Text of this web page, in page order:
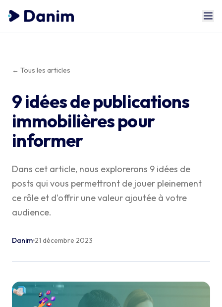
← Tous les articles
9 idées de publications
immobilières pour
informer
Dans cet article, nous explorerons 9 idées de
posts qui vous permettront de jouer pleinement
ce rôle et d'offrir une valeur ajoutée à votre
audience.
Danim 21 décembre 2023